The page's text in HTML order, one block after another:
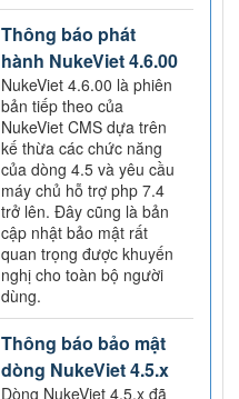
Thông báo phát
hành NukeViet 4.6.00
NukeViet 4.6.00 là phiên
bản tiếp theo của
NukeViet CMS dựa trên
kế thừa các chức năng
của dòng 4.5 và yêu cầu
máy chủ hỗ trợ php 7.4
trở lên. Đây cũng là bản
cập nhật bảo mật rất
quan trọng được khuyến
nghị cho toàn bộ người
dùng.
Thông báo bảo mật
dòng NukeViet 4.5.x
Dòng NukeViet 4.5.x đã